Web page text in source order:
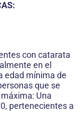
con catarata
en el
edad mínima de
que se
Una
pertenecientes a